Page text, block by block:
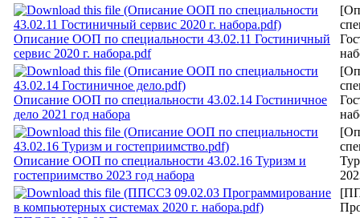
Описание ООП по специальности 43.02.11 Гостиничный
сервис 2020 г. набора.pdf
Описание ООП по специальности 43.02.14 Гостиничное
дело 2021 год набора
Описание ООП по специальности 43.02.16 Туризм и
гостеприимство 2023 год набора